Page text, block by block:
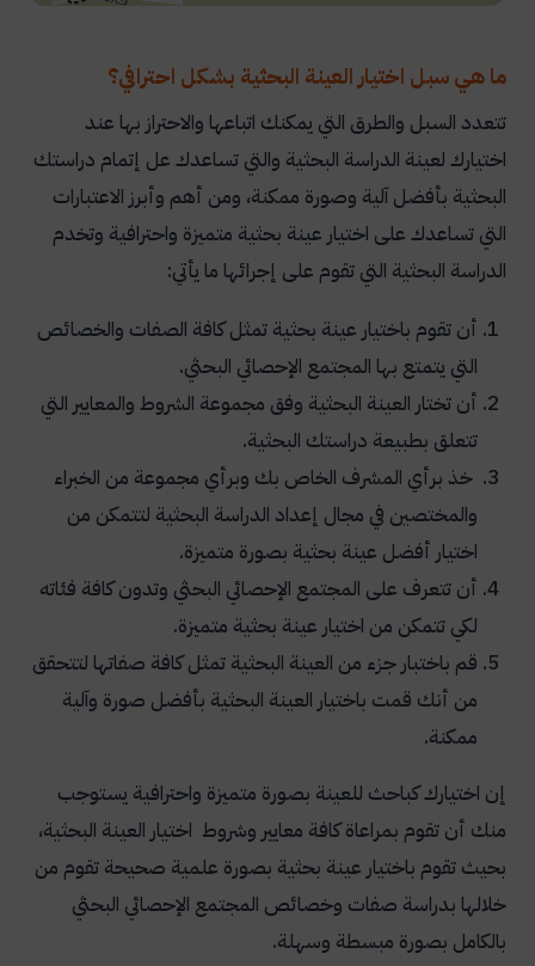
ما هي سبل اختيار العينة البحثية بشكل احترافي؟
تتعدد السبل والطرق التي يمكنك اتباعها والاحتراز بها عند
اختيارك لعينة الدراسة البحثية والتي تساعدك عل إتمام دراستك
البحثية بأفضل آلية وصورة ممكنة، ومن أهم وأبرز الاعتبارات
التي تساعدك على اختيار عينة بحثية متميزة واحترافية وتخدم
الدراسة البحثية التي تقوم على إجرائها ما يأتي:
أن تقوم باختيار عينة بحثية تمثل كافة الصفات والخصائص
التي يتمتع بها المجتمع الإحصائي البحثي.
أن تختار العينة البحثية وفق مجموعة الشروط والمعايير التي
تتعلق بطبيعة دراستك البحثية.
خذ برأي المشرف الخاص بك وبرأي مجموعة من الخبراء
والمختصين في مجال إعداد الدراسة البحثية لتتمكن من
اختيار أفضل عينة بحثية بصورة متميزة.
أن تتعرف على المجتمع الإحصائي البحثي وتدون كافة فئاته
لكي تتمكن من اختيار عينة بحثية متميزة.
قم باختبار جزء من العينة البحثية تمثل كافة صفاتها لتتحقق
من أنك قمت باختيار العينة البحثية بأفضل صورة وآلية
ممكنة.
إن اختيارك كباحث للعينة بصورة متميزة واحترافية يستوجب
منك أن تقوم بمراعاة كافة معايير وشروط اختيار العينة البحثية،
بحيث تقوم باختيار عينة بحثية بصورة علمية صحيحة تقوم من
خلالها بدراسة صفات وخصائص المجتمع الإحصائي البحثي
بالكامل بصورة مبسطة وسهلة.